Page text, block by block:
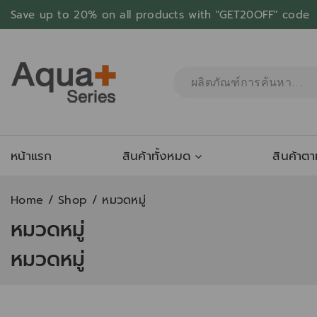
Save up to 20% on all products with "GET20OFF" code
หน้าแรก สินค้าทั้งหมด สินค้าต
Home / Shop / หมวดหมู่
หมวดหมู่
หมวดหมู่